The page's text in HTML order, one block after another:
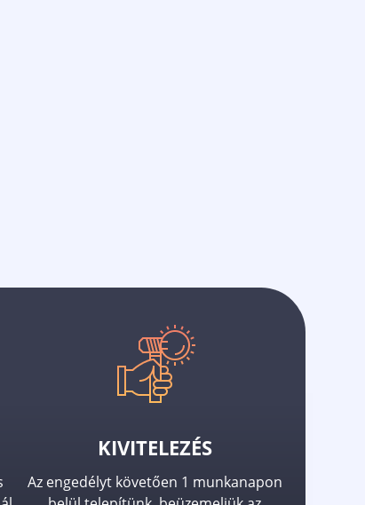
KIVITELEZÉS
Az engedélyt követően 1 munkanapon